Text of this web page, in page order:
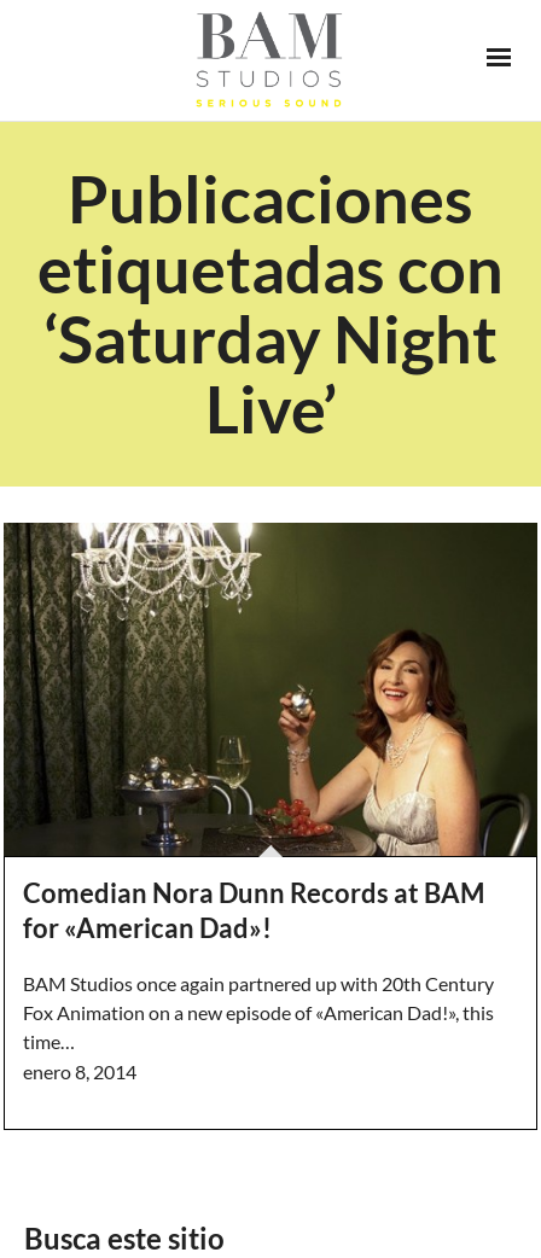
Publicaciones
etiquetadas con
‘Saturday Night
Live’
Comedian Nora Dunn Records at BAM
for «American Dad»!
BAM Studios once again partnered up with 20th Century
Fox Animation on a new episode of «American Dad!», this
time…
enero 8, 2014
Busca este sitio